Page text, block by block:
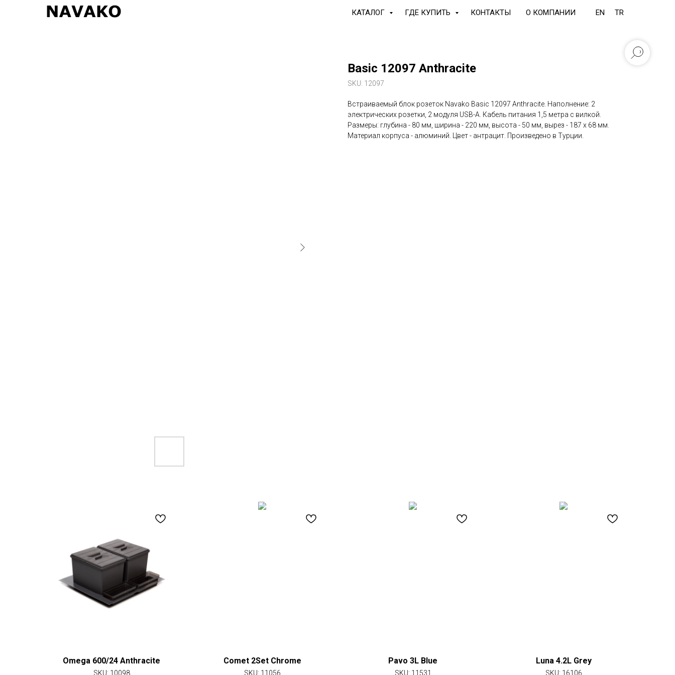
КАТАЛОГ ГДЕ КУПИТЬ КОНТАКТЫ О КОМПАНИИ EN TR
Basic 12097 Anthracite
SKU: 12097
Встраиваемый блок розеток Navako Basic 12097 Anthracite. Наполнение: 2
электрических розетки, 2 модуля USB-A. Кабель питания 1,5 метра с вилкой.
Размеры: глубина - 80 мм, ширина - 220 мм, высота - 50 мм, вырез - 187 х 68 мм.
Материал корпуса - алюминий. Цвет - антрацит. Произведено в Турции.
Omega 600/24 Anthracite
SKU: 10098
Comet 2Set Chrome
SKU: 11056
Pavo 3L Blue
SKU: 11531
Luna 4.2L Grey
SKU: 16106